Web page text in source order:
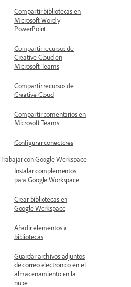
Compartir bibliotecas en
Microsoft Word y
PowerPoint
Compartir recursos de
Creative Cloud en
Microsoft Teams
Compartir recursos de
Creative Cloud
Compartir comentarios en
Microsoft Teams
Configurar conectores
Trabajar con Google Workspace
Instalar complementos
para Google Workspace
Crear bibliotecas en
Google Workspace
Añadir elementos a
bibliotecas
Guardar archivos adjuntos
de correo electrónico en el
almacenamiento en la
nube